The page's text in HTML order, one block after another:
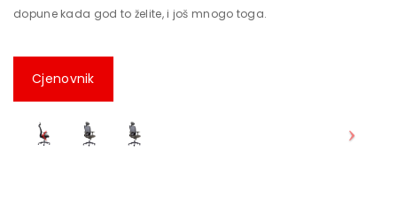
dopune kada god to želite, i još mnogo toga.
Cjenovnik